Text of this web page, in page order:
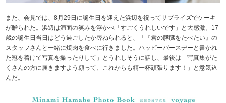
また、会見では、8月29日に誕生日を迎えた浜辺を祝ってサプライズでケーキ
が贈られた。浜辺は満面の笑みを浮かべ「すごくうれしいです」と大感激。17
歳の誕生日当日はどう過ごしたか尋ねられると、「『君の膵臓をたべたい』の
スタッフさんと一緒に焼肉を食べに行きました。ハッピーバースデーと書かれ
た冠を着けて写真を撮ったりして」とうれしそうに話し、最後は「写真集がた
くさんの方に届きますよう願って、これからも精一杯頑張ります！」と意気込
んだ。